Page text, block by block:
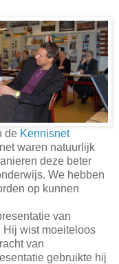
de Kennisnet
waren natuurlijk
deze beter
We hebben
op kunnen
van
Hij wist moeiteloos
van
gebruikte hij